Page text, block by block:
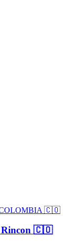
🇨🇴
Rincon 🇨🇴